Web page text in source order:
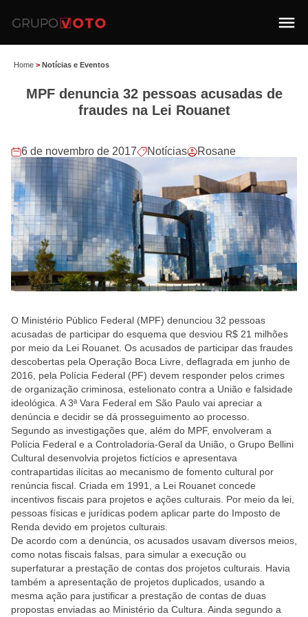
Home > Notícias e Eventos
MPF denuncia 32 pessoas acusadas de
fraudes na Lei Rouanet
6 de novembro de 2017 Notícias Rosane
O Ministério Público Federal (MPF) denunciou 32 pessoas
acusadas de participar do esquema que desviou R$ 21 milhões
por meio da Lei Rouanet. Os acusados de participar das fraudes
descobertas pela Operação Boca Livre, deflagrada em junho de
2016, pela Polícia Federal (PF) devem responder pelos crimes
de organização criminosa, estelionato contra a União e falsidade
ideológica. A 3ª Vara Federal em São Paulo vai apreciar a
denúncia e decidir se dá prosseguimento ao processo.
Segundo as investigações que, além do MPF, envolveram a
Polícia Federal e a Controladoria-Geral da União, o Grupo Bellini
Cultural desenvolvia projetos fictícios e apresentava
contrapartidas ilícitas ao mecanismo de fomento cultural por
renúncia fiscal. Criada em 1991, a Lei Rouanet concede
incentivos fiscais para projetos e ações culturais. Por meio da lei,
pessoas físicas e jurídicas podem aplicar parte do Imposto de
Renda devido em projetos culturais.
De acordo com a denúncia, os acusados usavam diversos meios,
como notas fiscais falsas, para simular a execução ou
superfaturar a prestação de contas dos projetos culturais. Havia
também a apresentação de projetos duplicados, usando a
mesma ação para justificar a prestação de contas de duas
propostas enviadas ao Ministério da Cultura. Ainda segundo a